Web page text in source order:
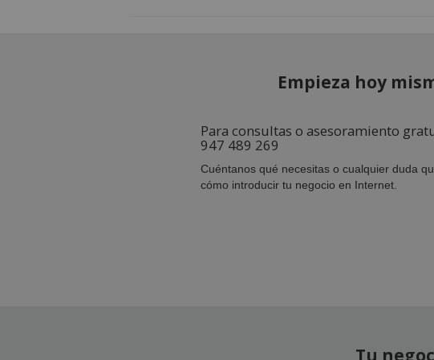
Empieza hoy
Para consultas o asesoramiento
947 489 269
Cuéntanos qué necesitas o cualquier duda
cómo introducir tu negocio en Internet.
Tu